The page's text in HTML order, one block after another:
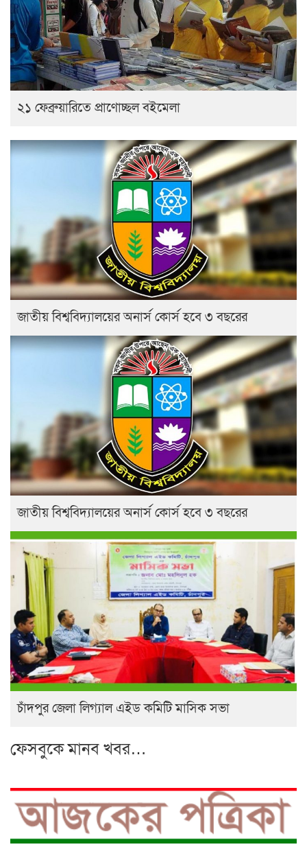
২১ ফেব্রুয়ারিতে প্রাণোচ্ছল বইমেলা
জাতীয় বিশ্ববিদ্যালয়ের অনার্স কোর্স হবে ৩ বছরের
জাতীয় বিশ্ববিদ্যালয়ের অনার্স কোর্স হবে ৩ বছরের
চাঁদপুর জেলা লিগ্যাল এইড কমিটি মাসিক সভা
ফেসবুকে মানব খবর…